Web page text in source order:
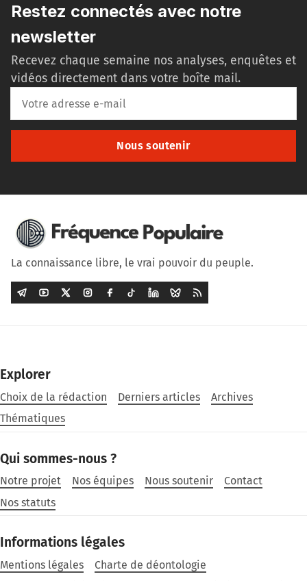
Restez connectés avec notre
newsletter
Recevez chaque semaine nos analyses, enquêtes et
vidéos directement dans votre boîte mail.
Nous soutenir
La connaissance libre, le vrai pouvoir du peuple.
Explorer
Choix de la rédaction Derniers articles
Archives
Thématiques
Qui sommes-nous ?
Notre projet Nos équipes Nous soutenir
Contact
Nos statuts
Informations légales
Mentions légales
Charte de déontologie